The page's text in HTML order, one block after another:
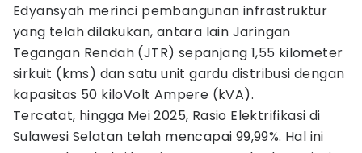
Edyansyah merinci pembangunan infrastruktur
yang telah dilakukan, antara lain Jaringan
Tegangan Rendah (JTR) sepanjang 1,55 kilometer
sirkuit (kms) dan satu unit gardu distribusi dengan
kapasitas 50 kiloVolt Ampere (kVA).
Tercatat, hingga Mei 2025, Rasio Elektrifikasi di
Sulawesi Selatan telah mencapai 99,99%. Hal ini